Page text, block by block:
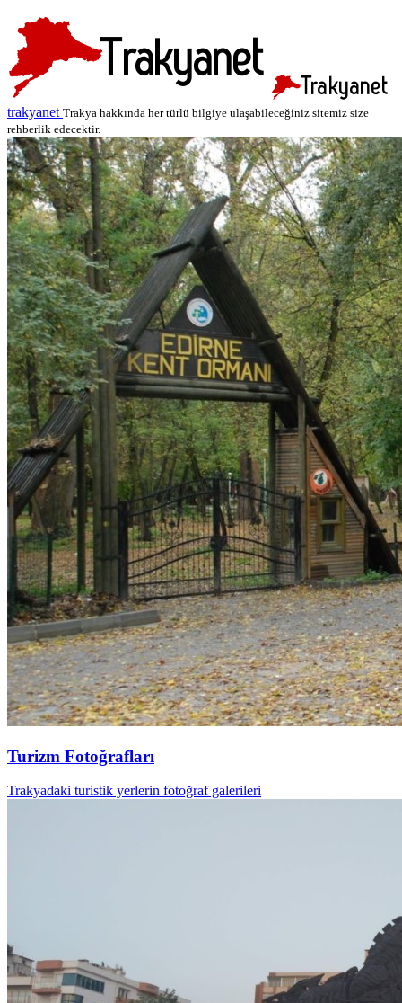
trakyanet Trakya hakkında her türlü bilgiye ulaşabileceğiniz sitemiz size
rehberlik edecektir.
Turizm Fotoğrafları
Trakyadaki turistik yerlerin fotoğraf galerileri